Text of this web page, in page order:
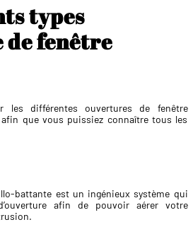
types
de fenêtre
différentes ouvertures de fenêtre
que vous puissiez connaître tous les
battante est un ingénieux système qui
afin de pouvoir aérer votre